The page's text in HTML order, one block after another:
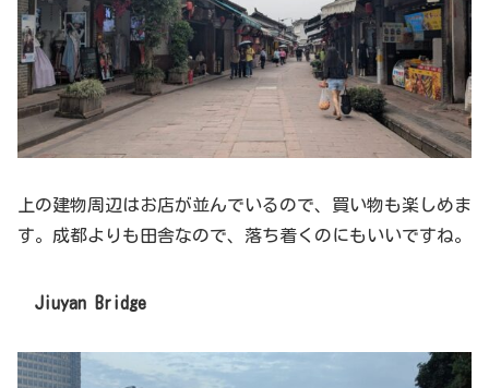
上の建物周辺はお店が並んでいるので、買い物も楽しめま
す。成都よりも田舎なので、落ち着くのにもいいですね。
Jiuyan Bridge